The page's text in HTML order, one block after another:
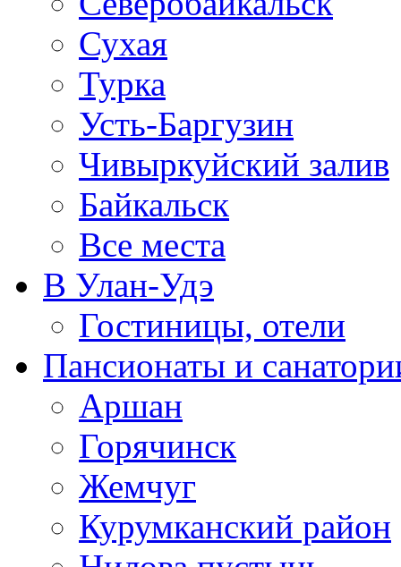
Сухая
Турка
Усть-Баргузин
Чивыркуйский залив
Байкальск
Все места
В Улан-Удэ
Гостиницы, отели
Пансионаты и
Аршан
Горячинск
Жемчуг
Курумканский район